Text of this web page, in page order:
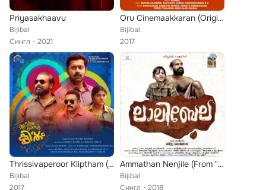
Priyasakhaavu
Bijibal
Сингл
2021
Oru Cinemaakkaran (Original Motion Picture Soundtrack)
Bijibal
2017
Thrissivaperoor Kliptham (Original Motion Picture Soundtrack)
Bijibal
2017
Ammathan Nenjile (From "Lalibela") - Single
Bijibal
Сингл
2018